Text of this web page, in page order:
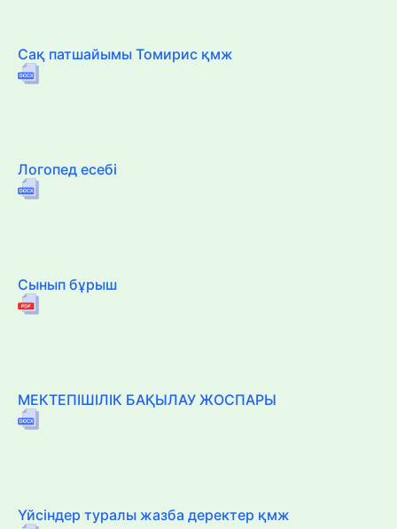
Сақ патшайымы Томирис қмж
Логопед есебі
Сынып бұрыш
МЕКТЕПІШІЛІК БАҚЫЛАУ ЖОСПАРЫ
Үйсіндер туралы жазба деректер қмж